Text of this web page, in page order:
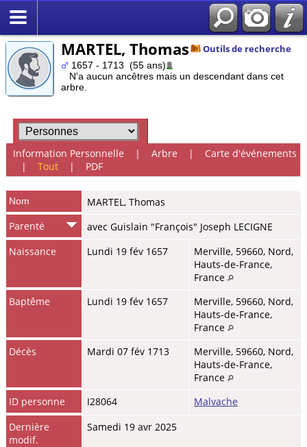
Outils de recherche
MARTEL, Thomas
1657 - 1713 (55 ans)
N'a aucun ancêtres mais un descendant dans cet
arbre.
Information Personnelle | Arbre | Carte d'événements
| Tout| PDF
Nom MARTEL, Thomas
Parenté
avec Guislain "François" Joseph LECIGNE
Naissance
Lundi 19 fév 1657
Merville, 59660, Nord,
Hauts-de-France,
France
Baptême
Lundi 19 fév 1657
Merville, 59660, Nord,
Hauts-de-France,
France
Décès
Mardi 07 fév 1713
Merville, 59660, Nord,
Hauts-de-France,
France
ID personne
I28064
Malvache
Dernière
modif.
Samedi 19 avr 2025